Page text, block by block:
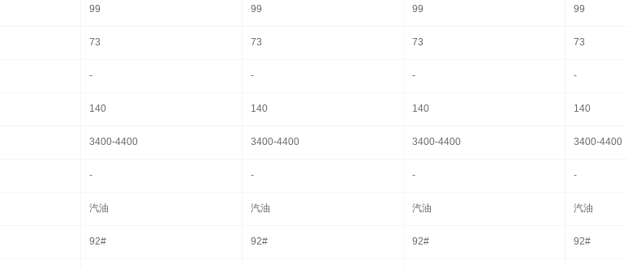
99 99 99 99
73 73 73 73
- - - -
140 140 140 140
3400-4400 3400-4400 3400-4400 3400-4400
- - - -
汽油 汽油 汽油 汽油
92# 92# 92# 92#